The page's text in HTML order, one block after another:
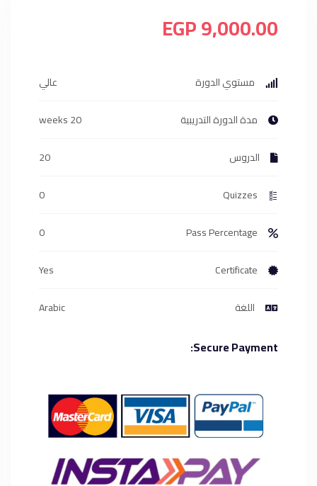
9,000.00 EGP
مستوي الدورة عالي
مدة الدورة التدريبية 20 weeks
الدروس 20
Quizzes
0
Pass Percentage
0
Certificate
Yes
اللغة Arabic
Secure Payment: